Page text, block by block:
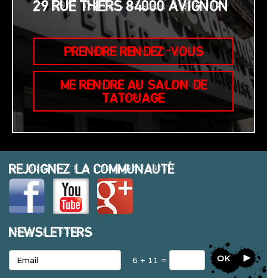
29 RUE THIERS 84000 AVIGNON
PRENDRE RENDEZ-VOUS
ME RENDRE AU SALON DE
TATOUAGE
REJOIGNEZ LA COMMUNAUTÉ
NEWSLETTERS
6 + 11 = OK